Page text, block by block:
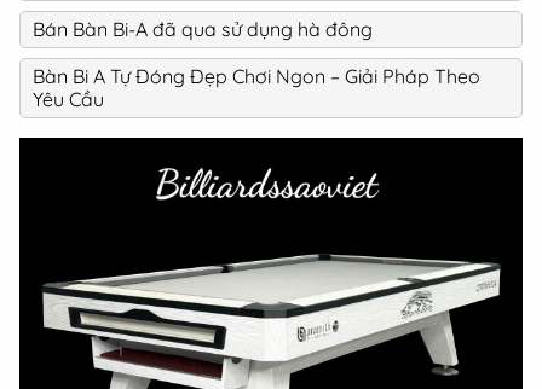
Bán Bàn Bi-A đã qua sử dụng hà đông
Bàn Bi A Tự Đóng Đẹp Chơi Ngon – Giải Pháp Theo
Yêu Cầu